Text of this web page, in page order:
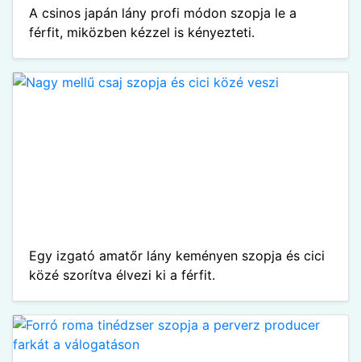
A csinos japán lány profi módon szopja le a
férfit, miközben kézzel is kényezteti.
Egy izgató amatőr lány keményen szopja és cici
közé szorítva élvezi ki a férfit.